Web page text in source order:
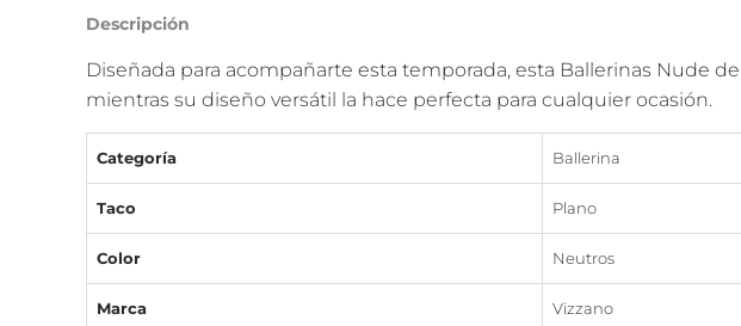
Descripción
Diseñada para acompañarte esta temporada, esta Ballerinas Nude
mientras su diseño versátil la hace perfecta para cualquier ocasión.
Categoría Ballerina
Taco Plano
Color Neutros
Marca Vizzano